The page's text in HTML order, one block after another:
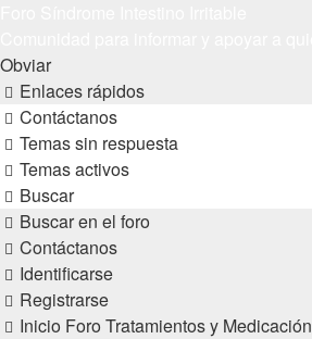
Obviar
Enlaces rápidos
Contáctanos
Temas sin respuesta
Temas activos
Buscar
Buscar en el foro
Contáctanos
Identificarse
Registrarse
Inicio Foro Tratamientos y Medicación